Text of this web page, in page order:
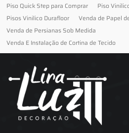
Piso Quick Step para Comprar
Piso
Pisos Vinilico Durafloor
Venda de Papel
Venda de Persianas Sob Medida
Venda E Instalação de Cortina de Tecido